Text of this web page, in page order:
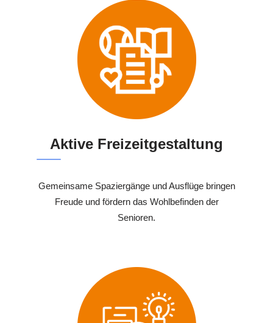
Aktive Freizeitgestaltung
Gemeinsame Spaziergänge und Ausflüge bringen
Freude und fördern das Wohlbefinden der
Senioren.